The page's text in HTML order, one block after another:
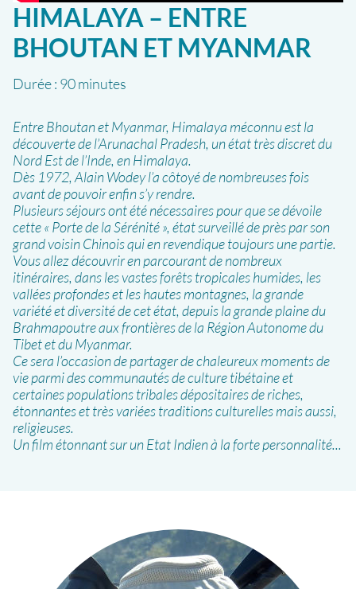
HIMALAYA – ENTRE
BHOUTAN ET MYANMAR
Durée : 90 minutes
Entre Bhoutan et Myanmar, Himalaya méconnu est la
découverte de l’Arunachal Pradesh, un état très discret du
Nord Est de l’Inde, en Himalaya.
Dès 1972, Alain Wodey l’a côtoyé de nombreuses fois
avant de pouvoir enfin s’y rendre.
Plusieurs séjours ont été nécessaires pour que se dévoile
cette « Porte de la Sérénité », état surveillé de près par son
grand voisin Chinois qui en revendique toujours une partie.
Vous allez découvrir en parcourant de nombreux
itinéraires, dans les vastes forêts tropicales humides, les
vallées profondes et les hautes montagnes, la grande
variété et diversité de cet état, depuis la grande plaine du
Brahmapoutre aux frontières de la Région Autonome du
Tibet et du Myanmar.
Ce sera l’occasion de partager de chaleureux moments de
vie parmi des communautés de culture tibétaine et
certaines populations tribales dépositaires de riches,
étonnantes et très variées traditions culturelles mais aussi,
religieuses.
Un film étonnant sur un Etat Indien à la forte personnalité...